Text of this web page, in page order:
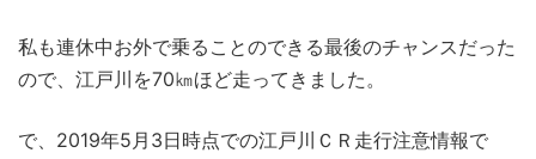
私も連休中お外で乗ることのできる最後のチャンスだった
ので、江戸川を70㎞ほど走ってきました。
で、2019年5月3日時点での江戸川ＣＲ走行注意情報で